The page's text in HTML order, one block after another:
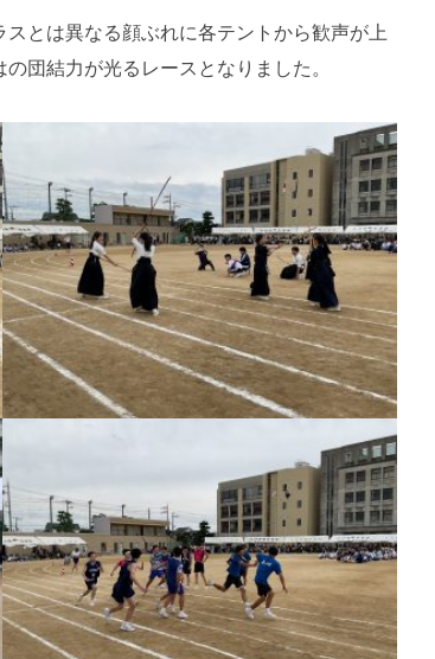
とは異なる顔ぶれに各テントから歓声が上
団結力が光るレースとなりました。